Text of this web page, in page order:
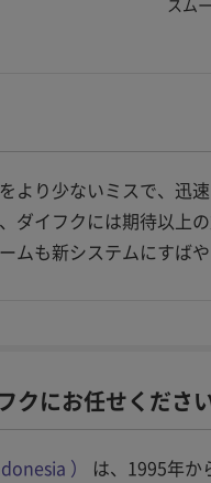
より少ないミスで、迅
ダイフクには期待以上
ムも新システムにすば
クにお任せくださ
）
は、1995年か